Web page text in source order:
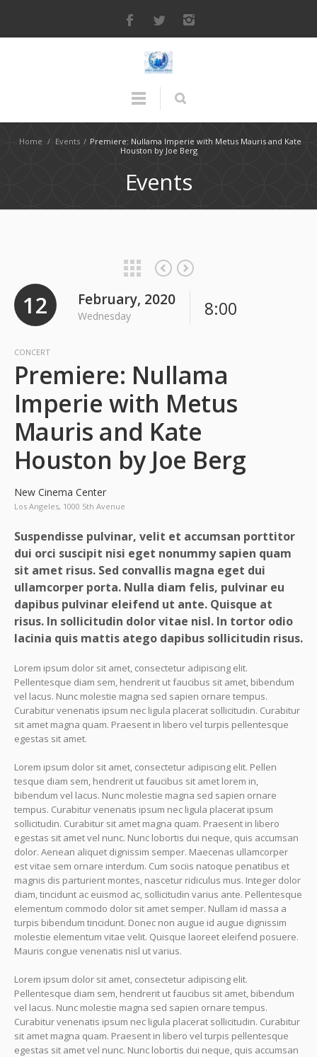
Home / Events / Premiere: Nullama Imperie with Metus Mauris and Kate
Houston by Joe Berg
Events
12 February, 2020
Wednesday 8:00
CONCERT
Premiere: Nullama
Imperie with Metus
Mauris and Kate
Houston by Joe Berg
New Cinema Center
Los Angeles, 1000 5th Avenue
Suspendisse pulvinar, velit et accumsan porttitor
dui orci suscipit nisi eget nonummy sapien quam
sit amet risus. Sed convallis magna eget dui
ullamcorper porta. Nulla diam felis, pulvinar eu
dapibus pulvinar eleifend ut ante. Quisque at
risus. In sollicitudin dolor vitae nisl. In tortor odio
lacinia quis mattis atego dapibus sollicitudin risus.
Lorem ipsum dolor sit amet, consectetur adipiscing elit.
Pellentesque diam sem, hendrerit ut faucibus sit amet, bibendum
vel lacus. Nunc molestie magna sed sapien ornare tempus.
Curabitur venenatis ipsum nec ligula placerat sollicitudin. Curabitur
sit amet magna quam. Praesent in libero vel turpis pellentesque
egestas sit amet.
Lorem ipsum dolor sit amet, consectetur adipiscing elit. Pellen
tesque diam sem, hendrerit ut faucibus sit amet lorem in,
bibendum vel lacus. Nunc molestie magna sed sapien ornare
tempus. Curabitur venenatis ipsum nec ligula placerat ipsum
sollicitudin. Curabitur sit amet magna quam. Praesent in libero
egestas sit amet vel nunc. Nunc lobortis dui neque, quis accumsan
dolor. Aenean aliquet dignissim semper. Maecenas ullamcorper
est vitae sem ornare interdum. Cum sociis natoque penatibus et
magnis dis parturient montes, nascetur ridiculus mus. Integer dolor
diam, tincidunt ac euismod ac, sollicitudin varius ante. Pellentesque
elementum commodo dolor sit amet semper. Nullam id massa a
turpis bibendum tincidunt. Donec non augue id augue dignissim
molestie elementum vitae velit. Quisque laoreet eleifend posuere.
Mauris congue venenatis nisl ut varius.
Lorem ipsum dolor sit amet, consectetur adipiscing elit.
Pellentesque diam sem, hendrerit ut faucibus sit amet, bibendum
vel lacus. Nunc molestie magna sed sapien ornare tempus.
Curabitur venenatis ipsum nec ligula placerat sollicitudin. Curabitur
sit amet magna quam. Praesent in libero vel turpis pellentesque
egestas sit amet vel nunc. Nunc lobortis dui neque, quis accumsan